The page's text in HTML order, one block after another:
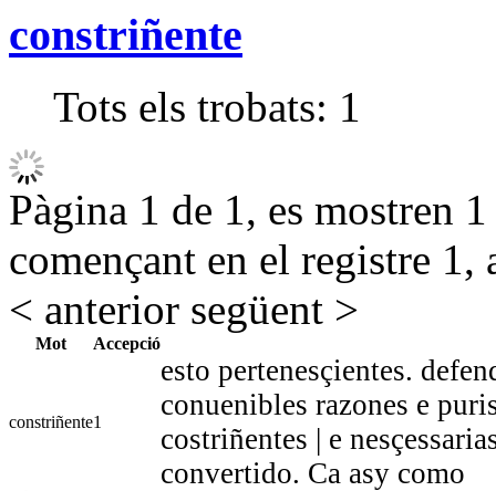
constriñente
Tots els trobats: 1
Pàgina 1 de 1, es mostren
començant en el registre 1,
< anterior següent >
Mot Accepció
constriñente1
esto pertenesçientes.
conuenibles razones e
costriñentes | e
convertido. Ca asy como